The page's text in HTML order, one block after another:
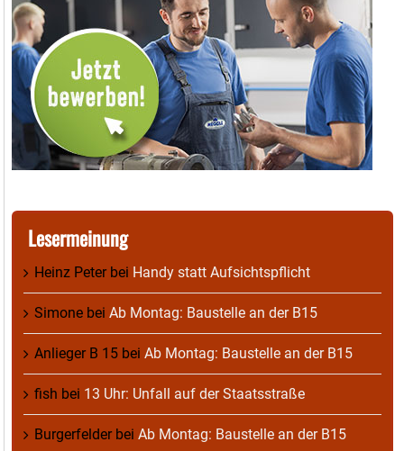
Lesermeinung
Heinz Peterbei Handy statt Aufsichtspflicht
Simone bei Ab Montag: Baustelle an der B15
Anlieger B 15 bei Ab Montag: Baustelle an der B15
fish bei 13 Uhr: Unfall auf der Staatsstraße
Burgerfelderbei Ab Montag: Baustelle an der B15